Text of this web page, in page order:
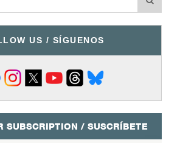
US / SÍGUENOS
SUBSCRIPTION / SUSCRÍBETE